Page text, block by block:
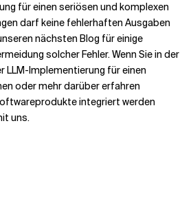
für einen seriösen und komplexen
darf keine fehlerhaften Ausgaben
nächsten Blog für einige
solcher Fehler. Wenn Sie in der
LLM-Implementierung für einen
oder mehr darüber erfahren
integriert werden
uns.